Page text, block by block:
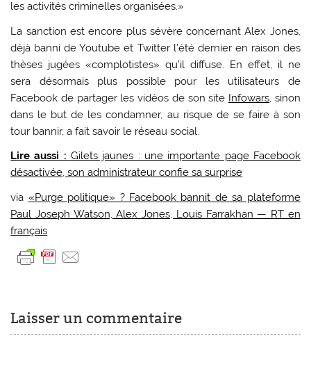
les activités criminelles organisées.»
La sanction est encore plus sévère concernant Alex Jones,
déjà banni de Youtube et Twitter l’été dernier en raison des
thèses jugées «complotistes» qu’il diffuse. En effet, il ne
sera désormais plus possible pour les utilisateurs de
Facebook de partager les vidéos de son site Infowars, sinon
dans le but de les condamner, au risque de se faire à son
tour bannir, a fait savoir le réseau social.
Lire aussi : Gilets jaunes : une importante page Facebook
désactivée, son administrateur confie sa surprise
via «Purge politique» ? Facebook bannit de sa plateforme
Paul Joseph Watson, Alex Jones, Louis Farrakhan — RT en
français
Laisser un commentaire